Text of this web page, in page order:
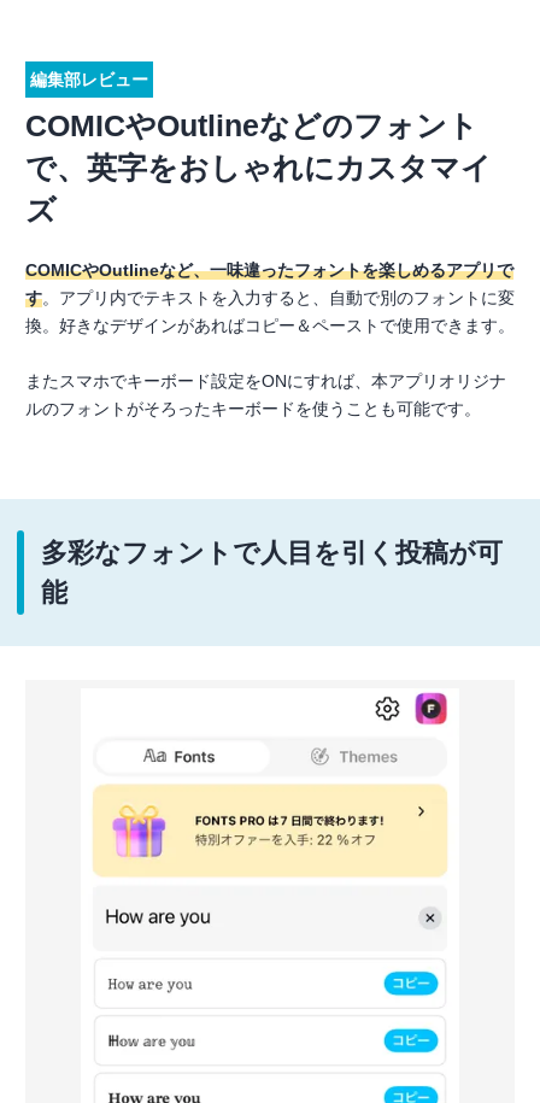
編集部レビュー
COMICやOutlineなどのフォント
で、英字をおしゃれにカスタマイ
ズ
COMICやOutlineなど、一味違ったフォントを楽しめるアプリで
す。アプリ内でテキストを入力すると、自動で別のフォントに変
換。好きなデザインがあればコピー＆ペーストで使用できます。
またスマホでキーボード設定をONにすれば、本アプリオリジナ
ルのフォントがそろったキーボードを使うことも可能です。
多彩なフォントで人目を引く投稿が可
能